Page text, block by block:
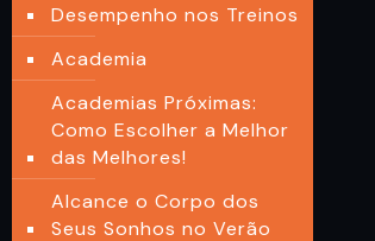
Desempenho nos Treinos
Academia
Academias Próximas:
Como Escolher a Melhor
das Melhores!
Alcance o Corpo dos
Seus Sonhos no Verão